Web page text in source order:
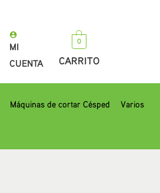
MI
CUENTA
0
CARRITO
Máquinas de cortar Césped Varios